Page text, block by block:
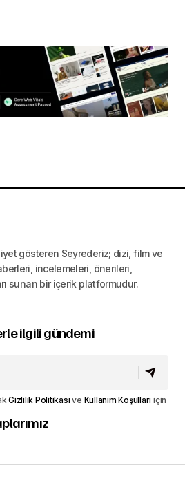
gösteren Seyrederiz; dizi, film ve
incelemeleri, önerileri,
sunan bir içerik platformudur.
ilgili gündemi
Gizlilik Politikası ve Kullanım Koşulları için